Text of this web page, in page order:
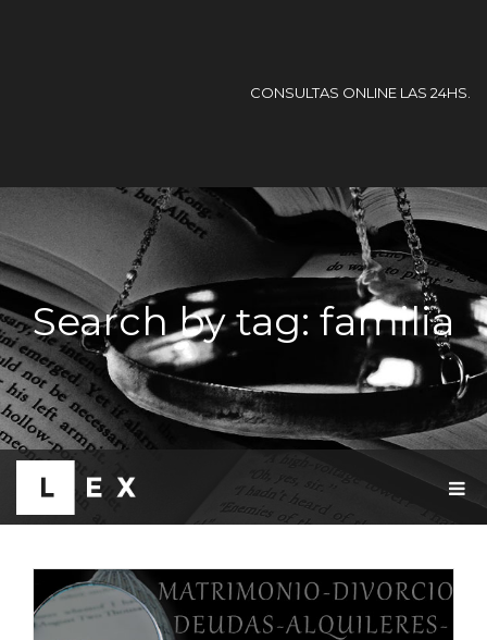
CONSULTAS ONLINE LAS 24HS.
Search by tag: familia
G
E
N
A